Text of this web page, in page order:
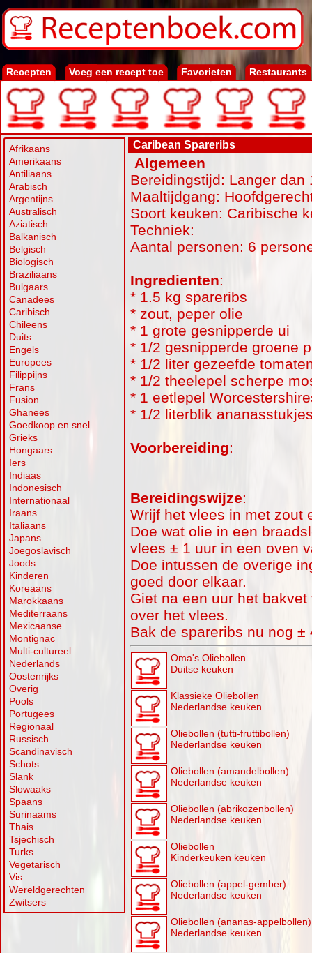
Recepten Voeg een recept toe Favorieten Restaurants
Afrikaans
Amerikaans
Antiliaans
Arabisch
Argentijns
Australisch
Aziatisch
Balkanisch
Belgisch
Biologisch
Braziliaans
Bulgaars
Canadees
Caribisch
Chileens
Duits
Engels
Europees
Filippijns
Frans
Fusion
Ghanees
Goedkoop en snel
Grieks
Hongaars
Iers
Indiaas
Indonesisch
Internationaal
Iraans
Italiaans
Japans
Joegoslavisch
Joods
Kinderen
Koreaans
Marokkaans
Mediterraans
Mexicaanse
Montignac
Multi-cultureel
Nederlands
Oostenrijks
Overig
Pools
Portugees
Regionaal
Russisch
Scandinavisch
Schots
Slank
Slowaaks
Spaans
Surinaams
Thais
Tsjechisch
Turks
Vegetarisch
Vis
Wereldgerechten
Zwitsers
Caribean Spareribs
Algemeen
Bereidingstijd: Langer dan
Maaltijdgang:
Soort keuken: Caribische
Techniek:
Aantal personen: 6
Ingredienten:
* 1.5 kg spareribs
* zout, peper olie
* 1 grote gesnipperde ui
* 1/2 gesnipperde groene
* 1/2 liter gezeefde
* 1/2 theelepel scherpe
* 1 eetlepel
* 1/2 literblik
Voorbereiding:
Bereidingswijze:
Wrijf het vlees in met zout
Doe wat olie in een
vlees ± 1 uur in een oven
Doe intussen de overige
goed door elkaar.
Giet na een uur het
over het vlees.
Bak de spareribs nu nog
Oma's Oliebollen
Duitse keuken
Klassieke Oliebollen
Nederlandse keuken
Oliebollen (tutti-fruttibollen)
Nederlandse keuken
Oliebollen (amandelbollen)
Nederlandse keuken
Oliebollen (abrikozenbollen)
Nederlandse keuken
Oliebollen
Kinderkeuken keuken
Oliebollen (appel-gember)
Nederlandse keuken
Oliebollen (ananas-appelbollen)
Nederlandse keuken